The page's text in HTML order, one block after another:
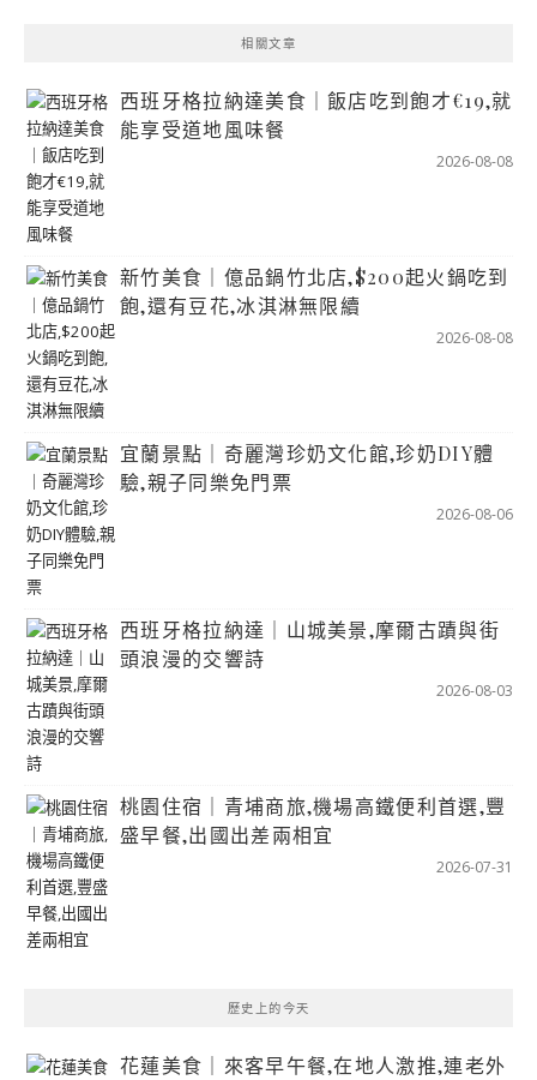
相關文章
西班牙格拉納達美食｜飯店吃到飽才€19,就
能享受道地風味餐
2026-08-08
新竹美食｜億品鍋竹北店,$200起火鍋吃到
飽,還有豆花,冰淇淋無限續
2026-08-08
宜蘭景點｜奇麗灣珍奶文化館,珍奶DIY體
驗,親子同樂免門票
2026-08-06
西班牙格拉納達｜山城美景,摩爾古蹟與街
頭浪漫的交響詩
2026-08-03
桃園住宿｜青埔商旅,機場高鐵便利首選,豐
盛早餐,出國出差兩相宜
2026-07-31
歷史上的今天
花蓮美食｜來客早午餐,在地人激推,連老外